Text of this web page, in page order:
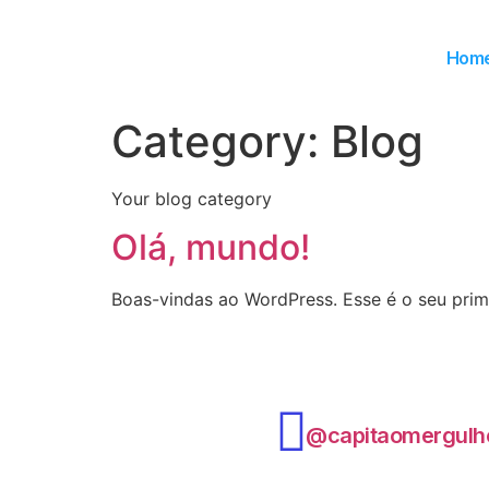
Category: Blog
Your blog category
Olá, mundo!
Boas-vindas ao WordPress. Esse é o seu